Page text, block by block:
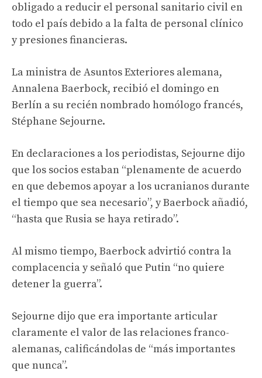
obligado a reducir el personal sanitario civil en
todo el país debido a la falta de personal clínico
y presiones financieras.
La ministra de Asuntos Exteriores alemana,
Annalena Baerbock, recibió el domingo en
Berlín a su recién nombrado homólogo francés,
Stéphane Sejourne.
En declaraciones a los periodistas, Sejourne dijo
que los socios estaban “plenamente de acuerdo
en que debemos apoyar a los ucranianos durante
el tiempo que sea necesario”, y Baerbock añadió,
“hasta que Rusia se haya retirado”.
Al mismo tiempo, Baerbock advirtió contra la
complacencia y señaló que Putin “no quiere
detener la guerra”.
Sejourne dijo que era importante articular
claramente el valor de las relaciones franco-
alemanas, calificándolas de “más importantes
que nunca”.